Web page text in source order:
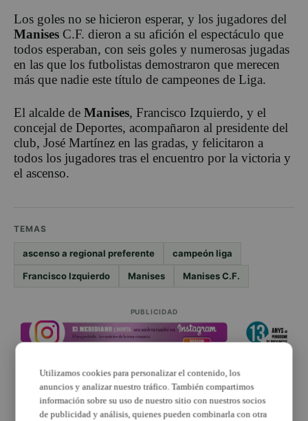
Los goles no se hicieron esperar, y los jugadores del
Manises C.F. dieron a su afición el espectáculo que
todos esperaban, con seis goles y numerosas jugadas
en las que los futbolistas demostraron que merecen
más que nadie este título de campeones de Liga.
El alcalde de Manises, Francisco Izquierdo, y el
concejal de Deportes, acompañaron al presidente del
club, José Martínez en las gradas, y felicitaron a
todos los jugadores tras el encuentro por la victoria y
el ascenso.
TEMAS
ascenso a regional preferente campeón liga
Francisco Izquierdo Manises Manises C.F.
PUBLICIDAD
PUBLICIDAD
Utilizamos cookies para personalizar el contenido, los
anuncios y analizar nuestro tráfico. También compartimos
información sobre su uso de nuestro sitio con nuestros socios
de publicidad y análisis, quienes pueden combinarla con otra